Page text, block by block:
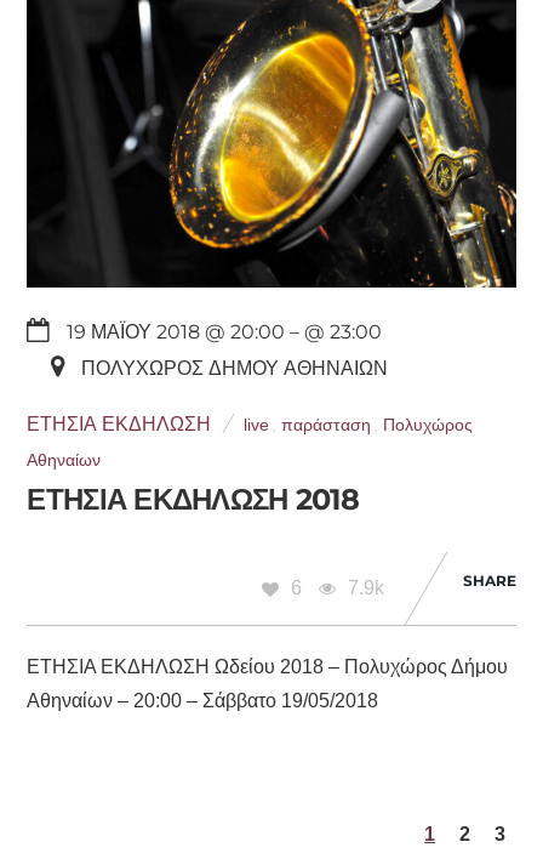
19 ΜΑΪ́ΟΥ 2018 @ 20:00– @ 23:00
ΠΟΛΥΧΏΡΟΣ ΔΉΜΟΥ ΑΘΗΝΑΊΩΝ
ΕΤΉΣΙΑ ΕΚΔΉΛΩΣΗ live ,παράσταση
Πολυχώρος
Αθηναίων
ΕΤΗΣΙΑ ΕΚΔΗΛΩΣΗ 2018
6 7.9k SHARE
ΕΤΗΣΙΑ ΕΚΔΗΛΩΣΗ Ωδείου 2018 – Πολυχώρος Δήμου
Αθηναίων – 20:00 – Σάββατο 19/05/2018
1 2 3